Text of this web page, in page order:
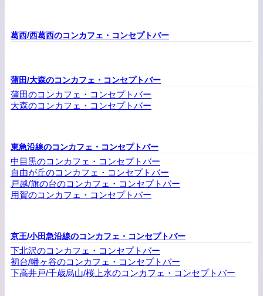
葛西/西葛西のコンカフェ・コンセプトバー
蒲田/大森のコンカフェ・コンセプトバー
蒲田のコンカフェ・コンセプトバー
大森のコンカフェ・コンセプトバー
東急沿線のコンカフェ・コンセプトバー
中目黒のコンカフェ・コンセプトバー
自由が丘のコンカフェ・コンセプトバー
戸越/旗の台のコンカフェ・コンセプトバー
用賀のコンカフェ・コンセプトバー
京王/小田急沿線のコンカフェ・コンセプトバー
下北沢のコンカフェ・コンセプトバー
初台/幡ヶ谷のコンカフェ・コンセプトバー
下高井戸/千歳烏山/桜上水のコンカフェ・コンセプトバー